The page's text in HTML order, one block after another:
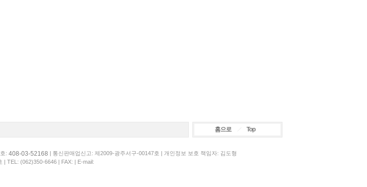
홈으로 Top
: 408-03-52168 | 통신판매업신고: 제2009-광주서구-00147호 | 개인정보 보호 책임자: 김도형
| TEL: (062)350-6646 | FAX: | E-mail: